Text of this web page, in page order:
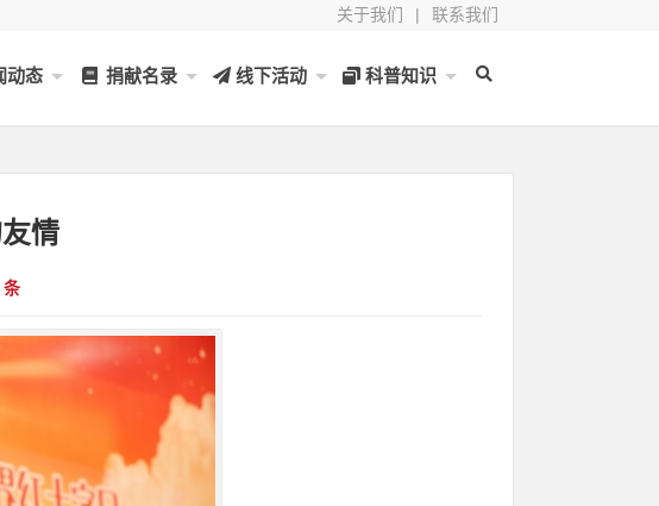
关于我们 | 联系我们
动态 捐献名录 线下活动 科普知识
情
条